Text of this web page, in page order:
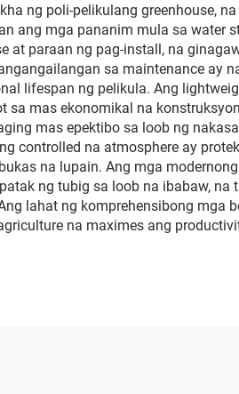
ng poli-pelikulang greenhouse,
ang mga pananim mula sa water
at paraan ng pag-install, na
sa maintenance ay
lifespan ng pelikula. Ang
mas ekonomikal na
mas epektibo sa loob ng
controlled na atmosphere ay
na lupain. Ang mga
ng tubig sa loob na ibabaw,
lahat ng komprehensibong mga
na maximes ang